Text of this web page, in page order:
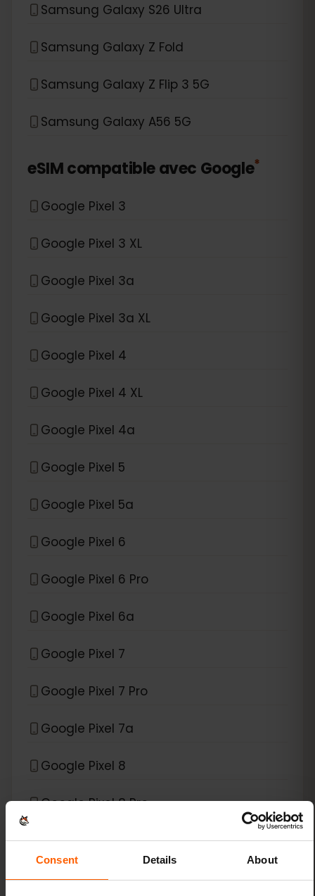
Consent Details About
Samsung Galaxy S26 Ultra
Samsung Galaxy Z Fold
Samsung Galaxy Z Flip 3 5G
Samsung Galaxy A56 5G
eSIM compatible avec Google*
Google Pixel 3
Google Pixel 3 XL
Google Pixel 3a
Google Pixel 3a XL
Google Pixel 4
Google Pixel 4 XL
Google Pixel 4a
Google Pixel 5
Google Pixel 5a
Google Pixel 6
Google Pixel 6 Pro
Google Pixel 6a
Google Pixel 7
Google Pixel 7 Pro
Google Pixel 7a
Google Pixel 8
Google Pixel 8 Pro
Google Pixel 9
Google Pixel 9 Pro